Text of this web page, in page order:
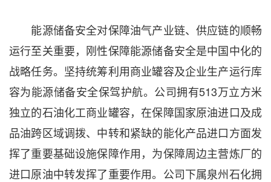
能源储备安全对保障油气产业链、供应链的顺畅
运行至关重要，刚性保障能源储备安全是中国中化的
战略任务。坚持统筹利用商业罐容及企业生产运行库
容为能源储备安全保驾护航。公司拥有513万立方米
独立的石油化工商业罐容，在保障国家原油进口及成
品油跨区域调拨、中转和紧缺的能化产品进口方面发
挥了重要基础设施保障作用，为保障周边主营炼厂的
进口原油中转发挥了重要作用。公司下属泉州石化拥